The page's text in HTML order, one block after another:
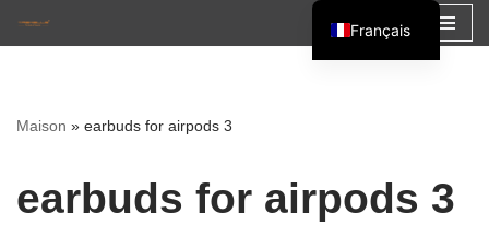
contenu
Maison » earbuds for airpods 3
earbuds for airpods 3
Français
English